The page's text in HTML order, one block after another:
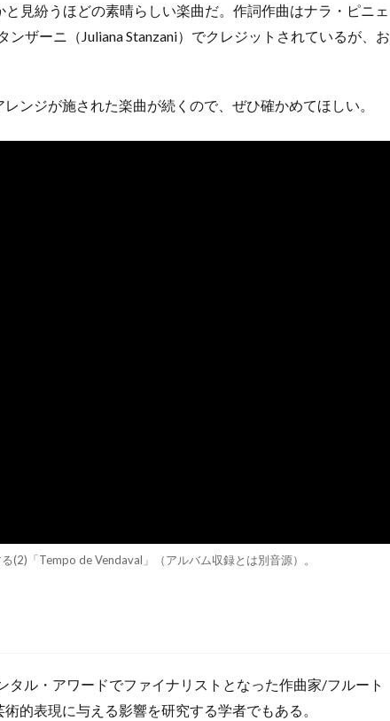
見紛うほどの素晴らしい楽曲だ。作詞作曲はナラ・ピニェ
ザーニ（Juliana Stanzani）でクレジットされているが、お
ンジが施された楽曲が続くので、ぜひ確かめてほしい。
(2)「Tempo de Vendaval」（アルバム収録とは別音源）。
ル・アワードでファイナリストとなった作曲家/フルート
的表現に与える影響を研究する学者でもある。